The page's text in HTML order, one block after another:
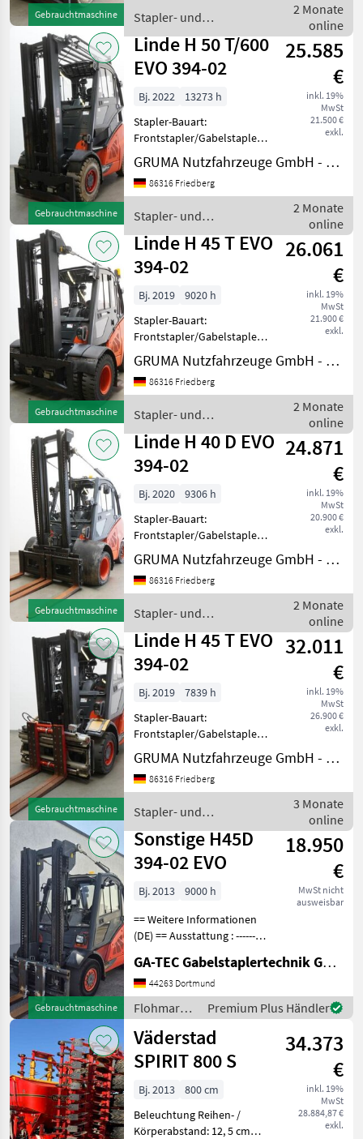
Gebrauchtmaschine
Gabelträger - Vollkabine -
Panzerglasdach - Heizung -
Gas
Stapler- und
Lagertechnik / Linde
2 Monate
online
Gebrauchtmaschine
Linde H 50 T/600
EVO 394-02
25.585
€
inkl. 19%
MwSt
21.500 €
exkl.
Bj. 2022
13273 h
Stapler-Bauart:
Frontstapler/Gabelstapler -
Fahrzeug:
Doppelzusatzhydraulik -
Mast:
Gabelträger - Vollkabine -
Getränkeausführung -
Heizung &
GRUMA Nutzfahrzeuge GmbH - Staplertechnik
86316 Friedberg
Stapler- und
Lagertechnik / Linde
2 Monate
online
Gebrauchtmaschine
Linde H 45 T EVO
394-02
26.061
€
inkl. 19%
MwSt
21.900 €
exkl.
Bj. 2019
9020 h
Stapler-Bauart:
Frontstapler/Gabelstapler -
Fahrzeug:
Doppelzusatzhydraulik -
Mast:
Drucklosschaltung -
Gabelträger - Vollkabine,
Türe links
GRUMA Nutzfahrzeuge GmbH - Staplertechnik
86316 Friedberg
Stapler- und
Lagertechnik / Linde
2 Monate
online
Gebrauchtmaschine
Linde H 40 D EVO
394-02
24.871
€
inkl. 19%
MwSt
20.900 €
exkl.
Bj. 2020
9306 h
Stapler-Bauart:
Frontstapler/Gabelstapler -
Fahrzeug:
Doppelzusatzhydraulik -
Mast:
Gabelträger -
Doppelseitenschieber KAUP
4.5T253BLQ, Breit
GRUMA Nutzfahrzeuge GmbH - Staplertechnik
86316 Friedberg
Stapler- und
Lagertechnik / Linde
2 Monate
online
Gebrauchtmaschine
Linde H 45 T EVO
394-02
32.011
€
inkl. 19%
MwSt
26.900 €
exkl.
Bj. 2019
7839 h
Stapler-Bauart:
Frontstapler/Gabelstapler -
Fahrzeug:
Doppelzusatzhydraulik -
Mast:
Gabelträger -
Doppelpalettenklammer
DURWEN DPK35CS, Breit
GRUMA Nutzfahrzeuge GmbH - Staplertechnik
86316 Friedberg
Stapler- und
Lagertechnik / Linde
3 Monate
online
Gebrauchtmaschine
Sonstige H45D
394-02 EVO
18.950
€
MwSt nicht
ausweisbar
Bj. 2013
9000 h
== Weitere Informationen
(DE) == Ausstattung : ----------
4. Ventil - Vollkabine -
Heizung -
Arbeitsscheinwerfer vorne -
Arbeitssche
GA-TEC Gabelstaplertechnik GmbH
44263 Dortmund
Flohmarkt
/ Sonstige
Premium Plus Händler
Väderstad
SPIRIT 800 S
34.373
€
inkl. 19%
MwSt
28.884,87 €
exkl.
Bj. 2013
800 cm
Beleuchtung Reihen- /
Körperabstand: 12, 5 cm